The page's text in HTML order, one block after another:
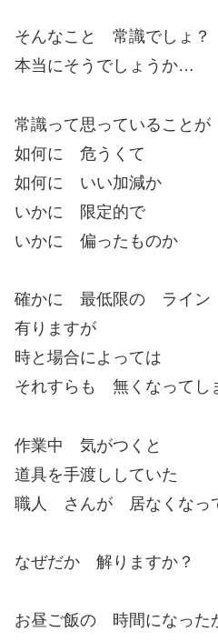
そんなこと 常識でしょ？
本当にそうでしょうか…
常識って思っていることが
如何に 危うくて
如何に いい加減か
いかに 限定的で
いかに 偏ったものか
確かに 最低限の ライン
有りますが
時と場合によっては
それすらも 無くなってし
作業中 気がつくと
道具を手渡ししていた
職人 さんが 居なくなっ
なぜだか 解りますか？
お昼ご飯の 時間になった